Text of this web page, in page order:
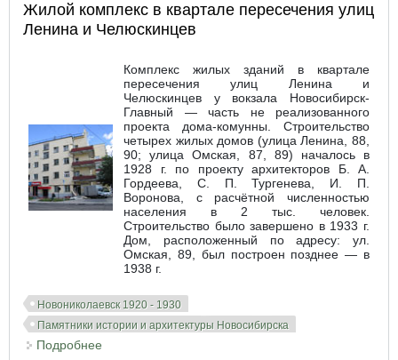
Жилой комплекс в квартале пересечения улиц
Ленина и Челюскинцев
Комплекс жилых зданий в квартале
пересечения улиц Ленина и
Челюскинцев у вокзала Новосибирск-
Главный — часть не реализованного
проекта дома-комунны. Строительство
четырех жилых домов (улица Ленина, 88,
90; улица Омская, 87, 89) началось в
1928 г. по проекту архитекторов Б. А.
Гордеева, С. П. Тургенева, И. П.
Воронова, с расчётной численностью
населения в 2 тыс. человек.
Строительство было завершено в 1933 г.
Дом, расположенный по адресу: ул.
Омская, 89, был построен позднее — в
1938 г.
Новониколаевск 1920 - 1930
Памятники истории и архитектуры Новосибирска
Подробнее